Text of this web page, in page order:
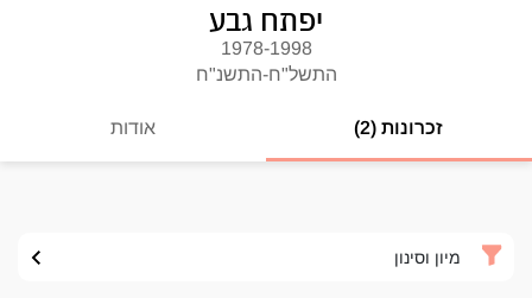
יפתח גבע
1978-1998
התשל"ח-התשנ"ח
זכרונות (2) אודות
מיון וסינון